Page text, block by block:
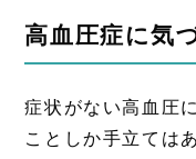
高血圧症に気
症状がない高血圧
ことしか手立ては